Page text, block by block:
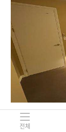
제주-청하족욕
제주특별자치
전체